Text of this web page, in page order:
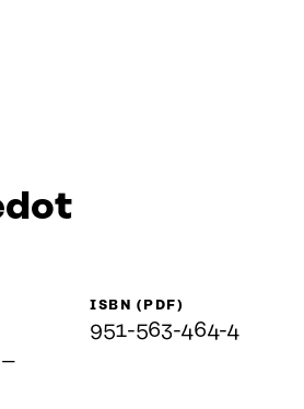
ISBN (PDF)
951-563-464-4